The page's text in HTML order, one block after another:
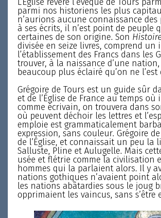
parmi nos historiens les plus
n’aurions aucune connaissance
à ses écrits, il n’est point de
certaines de son origine. Son
divisée en seize livres, comprend un
l’établissement des Francs dans les
trouver, à la naissance d’une
beaucoup plus éclairé qu’on ne
Grégoire de Tours est un guide sûr
et de l’Église de France au temps
comme écrivain, on trouvera dans
où peuvent déchoir les lettres et
emploie est grammaticalement
expression, sans couleur. Grégoire
de l’Église, et connaissait un peu
Salluste, Pline et Aulugelle. Mais
usée et flétrie comme la civilisation
hommes qui la parlaient alors. Il y
nations gothiques n’avaient point
les nations abâtardies sous le joug
opprimaient les vaincus, sans s’être